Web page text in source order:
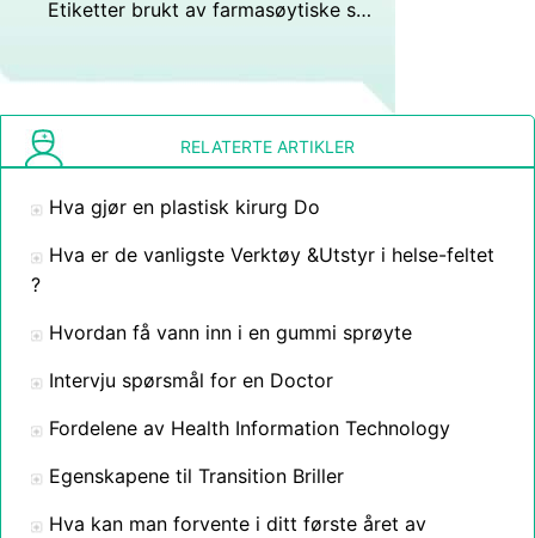
Etiketter brukt av farmasøytiske selskaper
RELATERTE ARTIKLER
Hva gjør en plastisk kirurg Do
Hva er de vanligste Verktøy &Utstyr i helse-feltet
?
Hvordan få vann inn i en gummi sprøyte
Intervju spørsmål for en Doctor
Fordelene av Health Information Technology
Egenskapene til Transition Briller
Hva kan man forvente i ditt første året av